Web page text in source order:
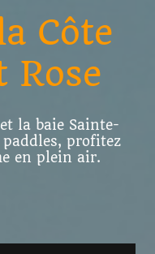
Côte
Rose
la baie Sainte-
profitez
en plein air.